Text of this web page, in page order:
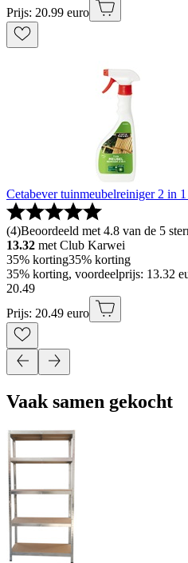
Prijs: 20.99 euro
Cetabever tuinmeubelreiniger 2 in
(4)Beoordeeld met 4.8 van de 5
13.32 met Club Karwei
35% korting35% korting
35% korting, voordeelprijs: 13.32
20.49
Prijs: 20.49 euro
Vaak samen gekocht